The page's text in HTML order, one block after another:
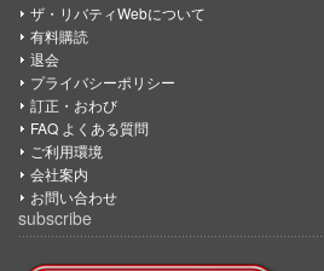
ザ・リバティWebについて
有料購読
退会
プライバシーポリシー
訂正・おわび
FAQ よくある質問
ご利用環境
会社案内
お問い合わせ
subscribe